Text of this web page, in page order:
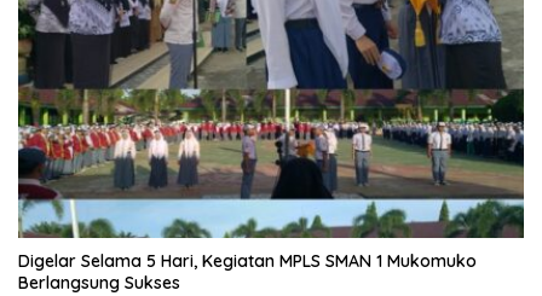
Digelar Selama 5 Hari, Kegiatan MPLS SMAN 1 Mukomuko
Berlangsung Sukses